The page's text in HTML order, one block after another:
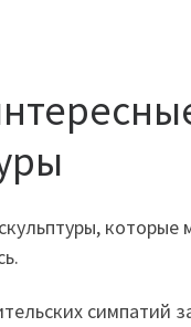
которые
симпатий